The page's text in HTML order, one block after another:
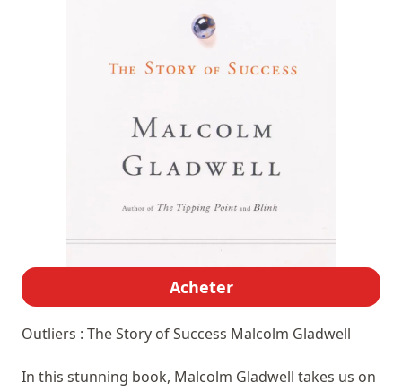
Acheter
Outliers : The Story of Success Malcolm Gladwell
In this stunning book, Malcolm Gladwell takes us on